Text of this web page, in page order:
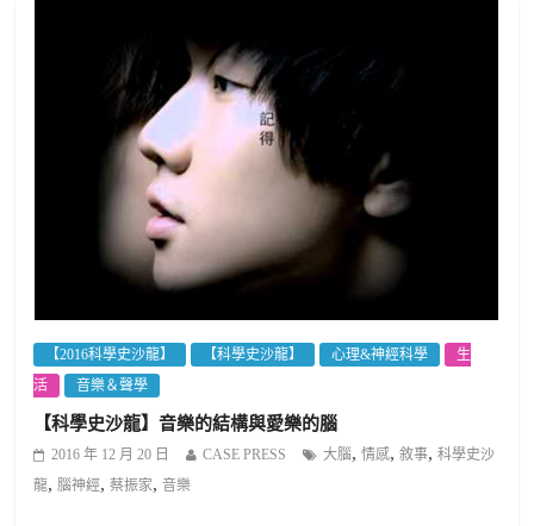
【2016科學史沙龍】 【科學史沙龍】 心理&神經科學
生
活
音樂＆聲學
【科學史沙龍】音樂的結構與愛樂的腦
2016 年 12 月 20 日 CASE PRESS 大腦,情感,敘事,科學史沙
龍,腦神經,蔡振家,音樂